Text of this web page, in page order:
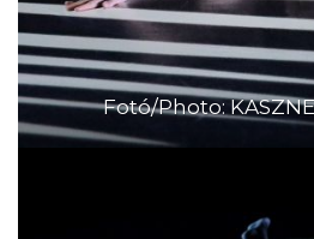
Fotó/Photo: